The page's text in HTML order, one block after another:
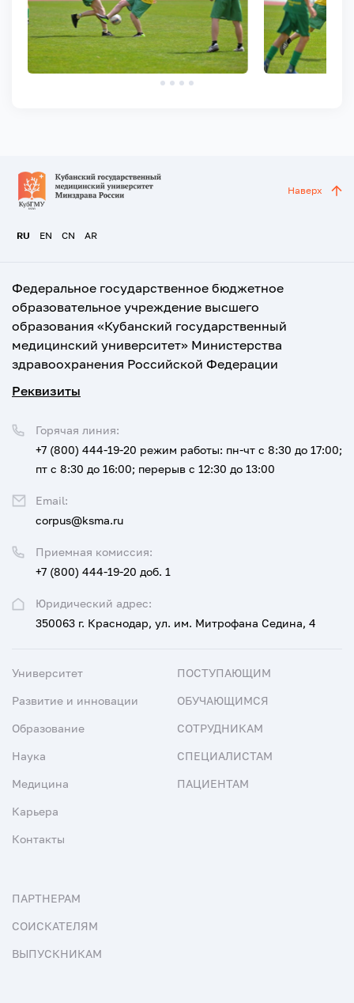
RU EN CN AR
Наверх
Федеральное государственное бюджетное
образовательное учреждение высшего
образования «Кубанский государственный
медицинский университет» Министерства
здравоохранения Российской Федерации
Реквизиты
Юридический адрес:
350063 г. Краснодар, ул. им. Митрофана Седина, 4
Приемная комиссия:
+7 (800) 444-19-20 доб. 1
Горячая линия:
+7 (800) 444-19-20 режим работы: пн-чт с 8:30 до 17:00;
пт с 8:30 до 16:00; перерыв с 12:30 до 13:00
Email:
corpus@ksma.ru
Университет
Развитие и инновации
Образование
Наука
Медицина
Карьера
Контакты
ПОСТУПАЮЩИМ
ОБУЧАЮЩИМСЯ
СОТРУДНИКАМ
СПЕЦИАЛИСТАМ
ПАЦИЕНТАМ
ПАРТНЕРАМ
СОИСКАТЕЛЯМ
ВЫПУСКНИКАМ